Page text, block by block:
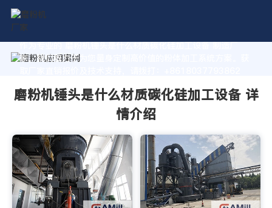
作为专业的 磨粉机锤头是什么材质碳化硅加工设备 制造厂
家，我们致力于为您量身定制高价值的粉体加工系统方案。获
磨粉机锤头是什么材质碳化硅加工设备 详
情介绍